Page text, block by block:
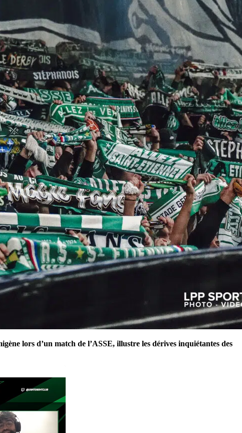
lors d’un match de l’ASSE, illustre les dérives inquiétantes des